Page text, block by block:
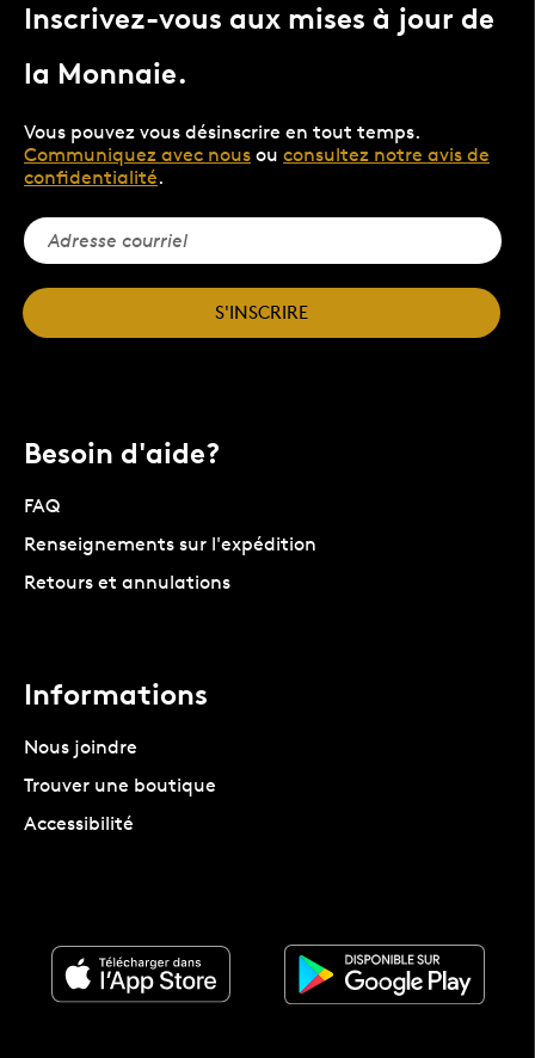
Inscrivez-vous aux mises à jour de
la Monnaie.
Vous pouvez vous désinscrire en tout temps.
Communiquez avec nous ou consultez notre avis de
confidentialité.
S'INSCRIRE
Besoin d'aide?
FAQ
Renseignements sur l'expédition
Retours et annulations
Informations
Nous joindre
Trouver une boutique
Accessibilité